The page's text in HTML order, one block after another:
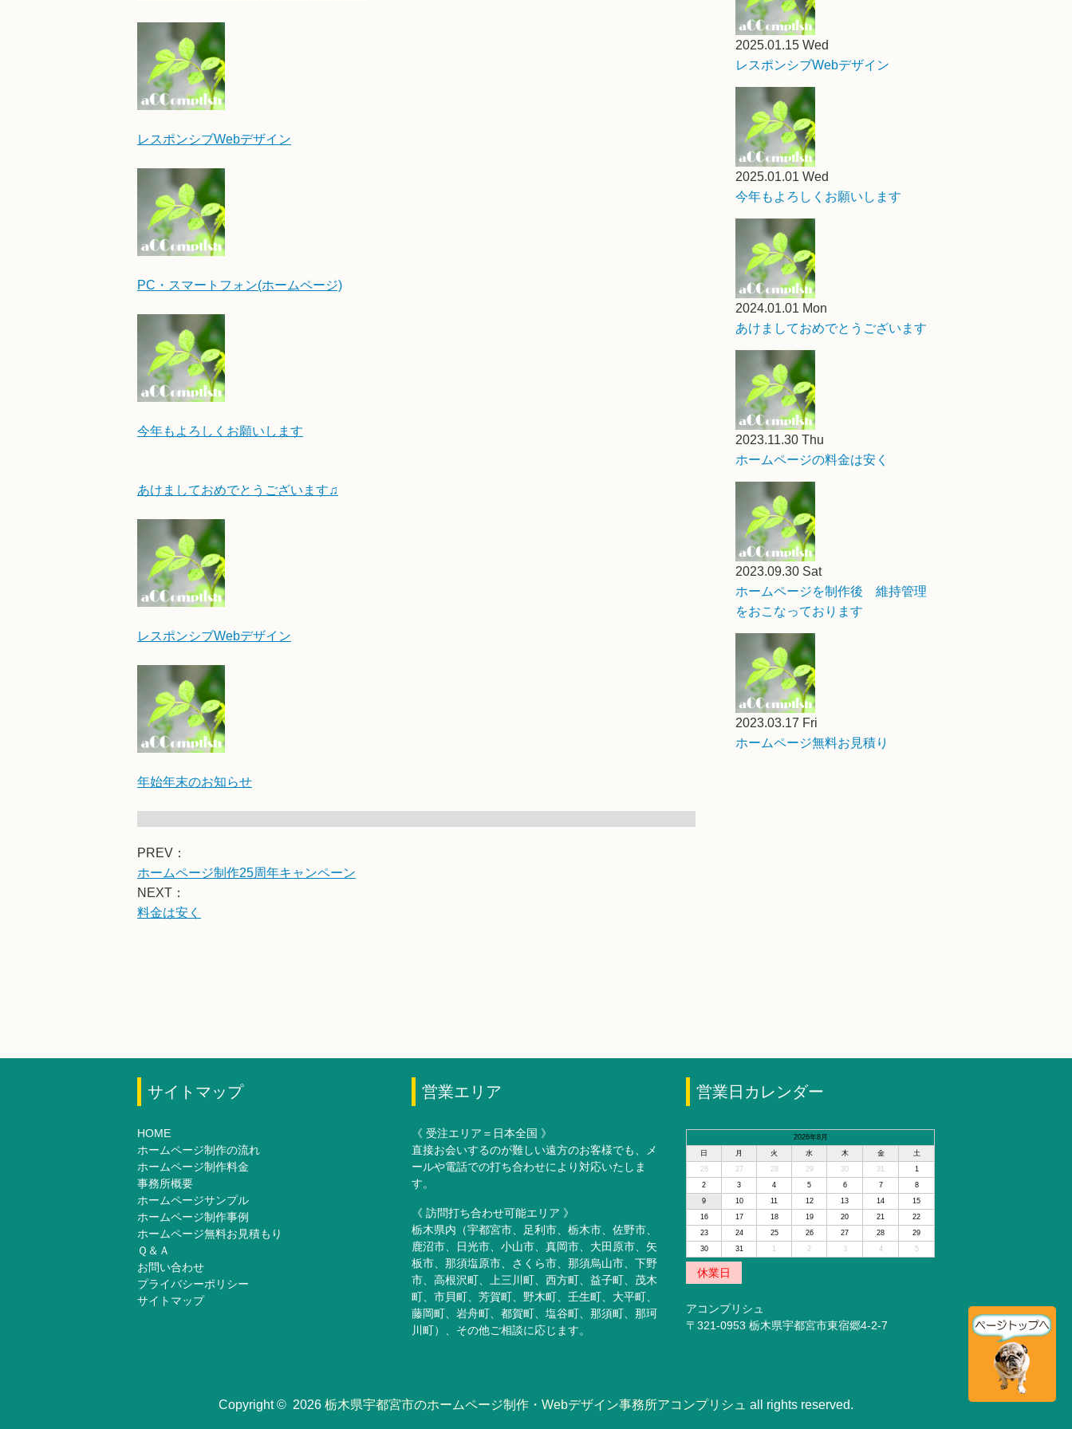
レスポンシブWebデザイン
PC・スマートフォン(ホームページ)
今年もよろしくお願いします
あけましておめでとうございます♫
レスポンシブWebデザイン
年始年末のお知らせ
PREV：
ホームページ制作25周年キャンペーン
NEXT：
料金は安く
2025.01.15 Wed
レスポンシブWebデザイン
2025.01.01 Wed
今年もよろしくお願いします
2024.01.01 Mon
あけましておめでとうございます
2023.11.30 Thu
ホームページの料金は安く
2023.09.30 Sat
ホームページを制作後 維持管理
をおこなっております
2023.03.17 Fri
ホームページ無料お見積り
サイトマップ
HOME
ホームページ制作の流れ
ホームページ制作料金
事務所概要
ホームページサンプル
ホームページ制作事例
ホームページ無料お見積もり
Ｑ＆Ａ
お問い合わせ
プライバシーポリシー
サイトマップ
営業エリア
《 受注エリア＝日本全国 》
直接お会いするのが難しい遠方のお客様でも、メ
ールや電話での打ち合わせにより対応いたしま
す。
《 訪問打ち合わせ可能エリア 》
栃木県内（宇都宮市、足利市、栃木市、佐野市、
鹿沼市、日光市、小山市、真岡市、大田原市、矢
板市、那須塩原市、さくら市、那須烏山市、下野
市、高根沢町、上三川町、西方町、益子町、茂木
町、市貝町、芳賀町、野木町、壬生町、大平町、
藤岡町、岩舟町、都賀町、塩谷町、那須町、那珂
川町）、その他ご相談に応じます。
営業日カレンダー
2026年8月
日
月 火 水 木 金
土
26
27 28 29 30 31
1
2
3 4 5 6 7
8
9
10 11 12 13 14
15
16
17 18 19 20 21
22
23
24 25 26 27 28
29
30
31 1 2 3 4 5
休業日
アコンプリシュ
〒321-0953 栃木県宇都宮市東宿郷4-2-7
Copyright © 2026 栃木県宇都宮市のホームページ制作・Webデザイン事務所アコンプリシュ all rights reserved.